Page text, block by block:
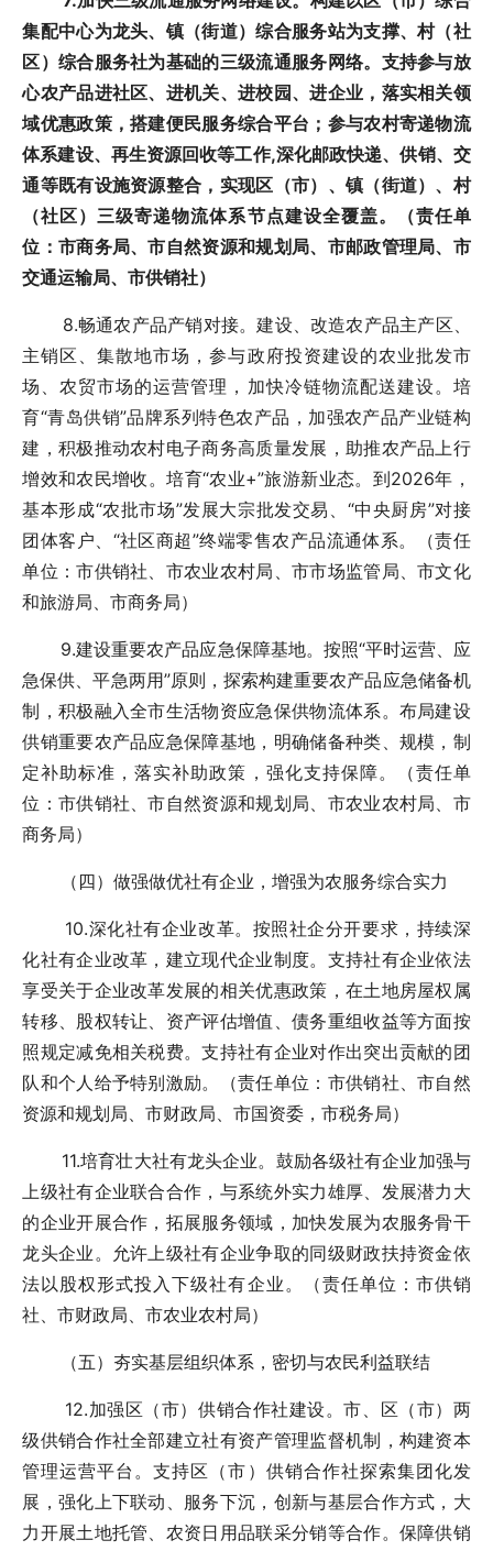
集配中心为龙头、镇（街道）综合服务站为支撑、村（社
区）综合服务社为基础的三级流通服务网络。支持参与放
心农产品进社区、进机关、进校园、进企业，落实相关领
域优惠政策，搭建便民服务综合平台；参与农村寄递物流
体系建设、再生资源回收等工作,深化邮政快递、供销、交
通等既有设施资源整合，实现区（市）、镇（街道）、村
（社区）三级寄递物流体系节点建设全覆盖。（责任单
位：市商务局、市自然资源和规划局、市邮政管理局、市
交通运输局、市供销社）
8.畅通农产品产销对接。建设、改造农产品主产区、
主销区、集散地市场，参与政府投资建设的农业批发市
场、农贸市场的运营管理，加快冷链物流配送建设。培
育“青岛供销”品牌系列特色农产品，加强农产品产业链构
建，积极推动农村电子商务高质量发展，助推农产品上行
增效和农民增收。培育“农业+”旅游新业态。到2026年，
基本形成“农批市场”发展大宗批发交易、“中央厨房”对接
团体客户、“社区商超”终端零售农产品流通体系。（责任
单位：市供销社、市农业农村局、市市场监管局、市文化
和旅游局、市商务局）
9.建设重要农产品应急保障基地。按照“平时运营、应
急保供、平急两用”原则，探索构建重要农产品应急储备机
制，积极融入全市生活物资应急保供物流体系。布局建设
供销重要农产品应急保障基地，明确储备种类、规模，制
定补助标准，落实补助政策，强化支持保障。（责任单
位：市供销社、市自然资源和规划局、市农业农村局、市
商务局）
（四）做强做优社有企业，增强为农服务综合实力
10.深化社有企业改革。按照社企分开要求，持续深
化社有企业改革，建立现代企业制度。支持社有企业依法
享受关于企业改革发展的相关优惠政策，在土地房屋权属
转移、股权转让、资产评估增值、债务重组收益等方面按
照规定减免相关税费。支持社有企业对作出突出贡献的团
队和个人给予特别激励。（责任单位：市供销社、市自然
资源和规划局、市财政局、市国资委，市税务局）
11.培育壮大社有龙头企业。鼓励各级社有企业加强与
上级社有企业联合合作，与系统外实力雄厚、发展潜力大
的企业开展合作，拓展服务领域，加快发展为农服务骨干
龙头企业。允许上级社有企业争取的同级财政扶持资金依
法以股权形式投入下级社有企业。（责任单位：市供销
社、市财政局、市农业农村局）
（五）夯实基层组织体系，密切与农民利益联结
12.加强区（市）供销合作社建设。市、区（市）两
级供销合作社全部建立社有资产管理监督机制，构建资本
管理运营平台。支持区（市）供销合作社探索集团化发
展，强化上下联动、服务下沉，创新与基层合作方式，大
力开展土地托管、农资日用品联采分销等合作。保障供销